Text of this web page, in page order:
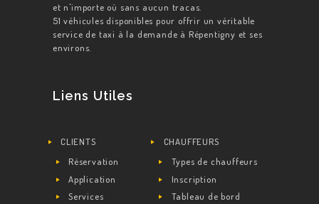
et n'importe où sans aucun tracas.
51 véhicules disponibles pour offrir un véritable
service de taxi à la demande à Répentigny et ses
environs.
Liens Utiles
CLIENTS
Réservation
Application
Services
CHAUFFEURS
Types de chauffeurs
Inscription
Tableau de bord